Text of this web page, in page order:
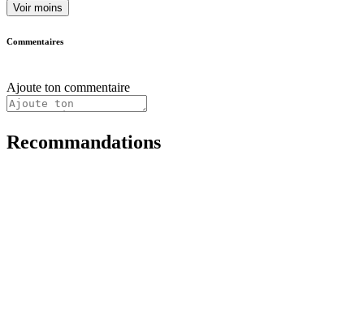
Voir moins
Commentaires
Ajoute ton commentaire
Recommandations